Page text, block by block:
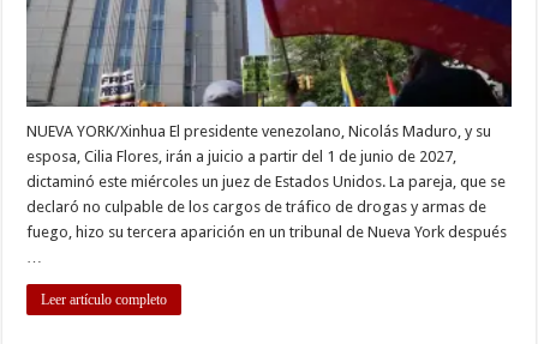
venezolano
NUEVA YORK/Xinhua El presidente venezolano, Nicolás Maduro, y su
esposa, Cilia Flores, irán a juicio a partir del 1 de junio de 2027,
dictaminó este miércoles un juez de Estados Unidos. La pareja, que se
declaró no culpable de los cargos de tráfico de drogas y armas de
fuego, hizo su tercera aparición en un tribunal de Nueva York después
Leer artículo completo